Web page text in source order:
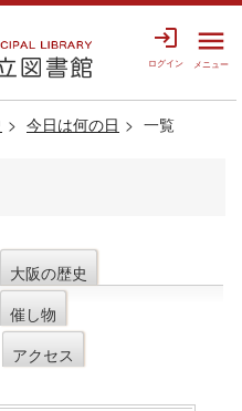
login
ログイン
menu
メニュー
今日は何の日 一覧
大阪の歴史
催し物
アクセス